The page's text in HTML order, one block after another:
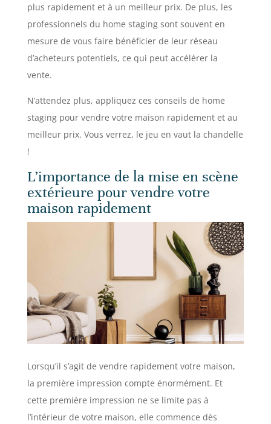
plus rapidement et à un meilleur prix. De plus, les
professionnels du home staging sont souvent en
mesure de vous faire bénéficier de leur réseau
d’acheteurs potentiels, ce qui peut accélérer la
vente.
N’attendez plus, appliquez ces conseils de home
staging pour vendre votre maison rapidement et au
meilleur prix. Vous verrez, le jeu en vaut la chandelle
!
L’importance de la mise en scène
extérieure pour vendre votre
maison rapidement
Lorsqu’il s’agit de vendre rapidement votre maison,
la première impression compte énormément. Et
cette première impression ne se limite pas à
l’intérieur de votre maison, elle commence dès